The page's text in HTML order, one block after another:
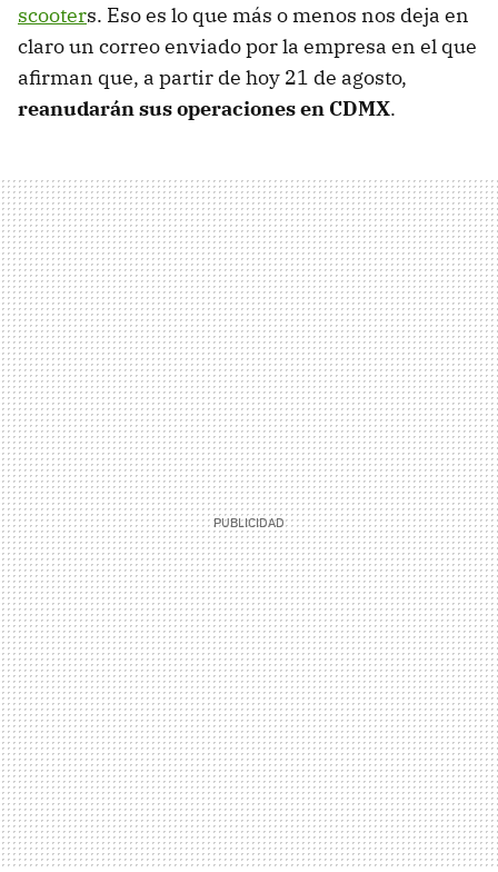
scooters. Eso es lo que más o menos nos deja en
claro un correo enviado por la empresa en el que
afirman que, a partir de hoy 21 de agosto,
reanudarán sus operaciones en CDMX.